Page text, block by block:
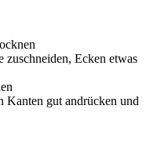
zuschneiden, Ecken etwas
Kanten gut andrücken und